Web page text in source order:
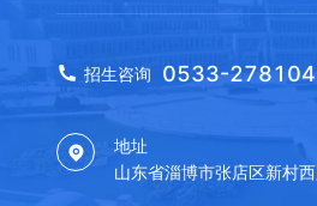
招生咨询 0533-
地址
山东省淄博市张店区新村